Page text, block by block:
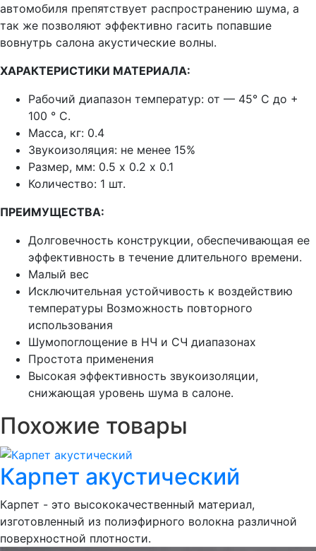
автомобиля препятствует распространению шума, а
так же позволяют эффективно гасить попавшие
вовнутрь салона акустические волны.
ХАРАКТЕРИСТИКИ МАТЕРИАЛА:
Рабочий диапазон температур: от — 45° C до +
100 ° C.
Масса, кг: 0.4
Звукоизоляция: не менее 15%
Размер, мм: 0.5 х 0.2 х 0.1
Количество: 1 шт.
ПРЕИМУЩЕСТВА:
Долговечность конструкции, обеспечивающая ее
эффективность в течение длительного времени.
Малый вес
Исключительная устойчивость к воздействию
температуры Возможность повторного
использования
Шумопоглощение в НЧ и СЧ диапазонах
Простота применения
Высокая эффективность звукоизоляции,
снижающая уровень шума в салоне.
Похожие товары
Карпет акустический
Карпет - это высококачественный материал,
изготовленный из полиэфирного волокна различной
поверхностной плотности.